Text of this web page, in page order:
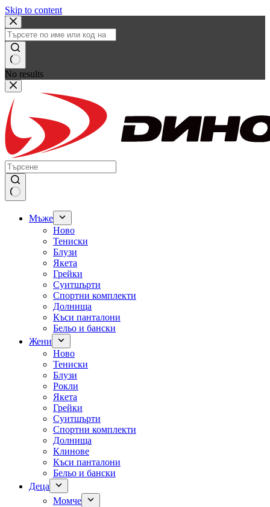
Skip to content
No results
Мъже
Ново
Тениски
Блузи
Якета
Грейки
Суитшърти
Спортни комплекти
Долнища
Къси панталони
Бельо и бански
Жени
Ново
Тениски
Блузи
Рокли
Якета
Грейки
Суитшърти
Спортни комплекти
Долнища
Клинове
Къси панталони
Бельо и бански
Деца
Момче